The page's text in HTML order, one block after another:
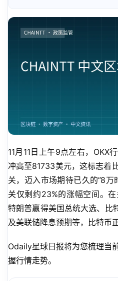
11月11日上午9点左右，OKX
冲高至81733美元，这标志着
关，迈入市场期待已久的”8万
关仅剩约23%的涨幅空间。
特朗普赢得美国总统大选、比
及美联储降息预期等，比特币
Odaily星球日报将为您梳理当
握行情走势。